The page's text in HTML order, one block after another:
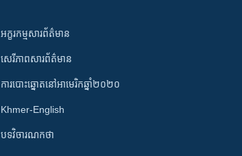
អក្ខរកម្មសារព័ត៌មាន
សេរីភាពសារព័ត៌មាន
ការបោះឆ្នោតនៅអាមេរិកឆ្នាំ២០២០
Khmer-English
បទវិចារណកថា